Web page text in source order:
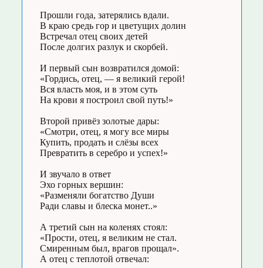
Прошли года, затерялись вдали.
В краю средь гор и цветущих долин
Встречал отец своих детей
После долгих разлук и скорбей.
И первый сын возвратился домой:
«Гордись, отец, — я великий герой!
Вся власть моя, и в этом суть
На крови я построил свой путь!»
Второй привёз золотые дары:
«Смотри, отец, я могу все миры
Купить, продать и слёзы всех
Превратить в серебро и успех!»
И звучало в ответ
Эхо горных вершин:
«Разменяли богатство Души
Ради славы и блеска монет..»
А третий сын на коленях стоял:
«Прости, отец, я великим не стал.
Смиренным был, врагов прощал».
А отец с теплотой отвечал: